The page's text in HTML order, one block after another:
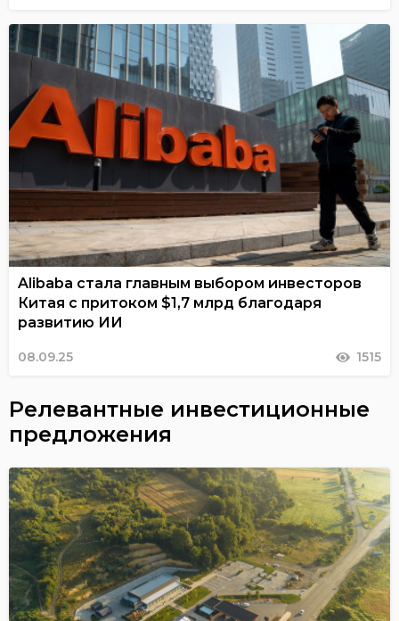
Alibaba стала главным выбором инвесторов
Китая с притоком $1,7 млрд благодаря
развитию ИИ
08.09.25 1515
Релевантные инвестиционные
предложения